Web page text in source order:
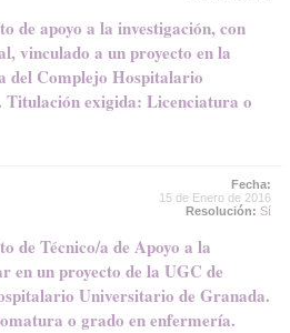
de apoyo a la investigación, con
vinculado a un proyecto en la
del Complejo Hospitalario
exigida: Licenciatura o
Fecha:
15 de Enero de 2016
Resolución: Sí
de Técnico/a de Apoyo a la
en un proyecto de la UGC de
Universitario de Granada.
o grado en enfermería.